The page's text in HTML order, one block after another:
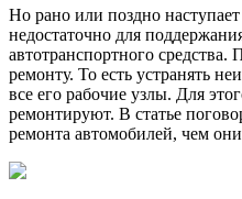
Но рано или поздно
недостаточно для
автотранспортного средства.
ремонту. То есть устранять
все его рабочие узлы. Для
ремонтируют. В статье
ремонта автомобилей, чем